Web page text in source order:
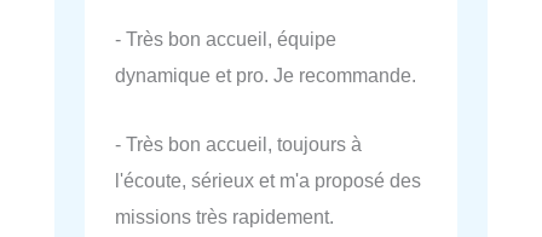
- Très bon accueil, équipe
dynamique et pro. Je recommande.
- Très bon accueil, toujours à
l'écoute, sérieux et m'a proposé des
missions très rapidement.